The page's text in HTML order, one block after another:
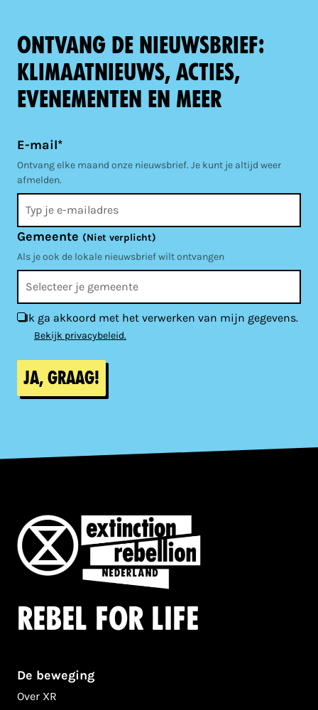
Ontvang de nieuwsbrief:
klimaatnieuws, acties,
evenementen en meer
E-mail*
Ontvang elke maand onze nieuwsbrief. Je kunt je altijd weer
afmelden.
Gemeente (Niet verplicht)
Als je ook de lokale nieuwsbrief wilt ontvangen
Ik ga akkoord met het verwerken van mijn gegevens.
Bekijk privacybeleid.
Ja, graag!
Rebel for life
De beweging
Over XR